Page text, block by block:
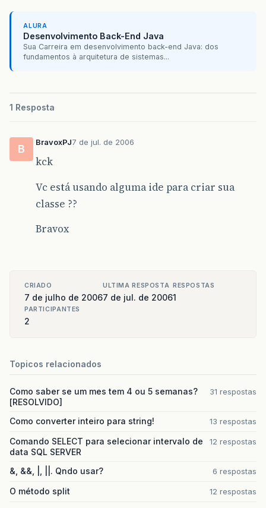
ALURA
Desenvolvimento Back-End Java
Sua Carreira em desenvolvimento back-end Java: dos
fundamentos à arquitetura de sistemas...
1 Resposta
B
BravoxPJ7 de jul. de 2006
kck
Vc está usando alguma ide para criar sua
classe ??
Bravox
CRIADO
7 de julho de 2006
ULTIMA RESPOSTA
7 de jul. de 2006
RESPOSTAS
1
PARTICIPANTES
2
Topicos relacionados
Como saber se um mes tem 4 ou 5 semanas?
[RESOLVIDO]
31 respostas
Como converter inteiro para string! 13 respostas
Comando SELECT para selecionar intervalo de
data SQL SERVER
12 respostas
&, &&, |, ||. Qndo usar? 6 respostas
O método split 12 respostas